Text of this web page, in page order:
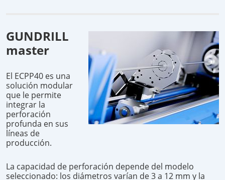
GUNDRILL
master
El ECPP40 es una
solución modular
que le permite
integrar la
perforación
profunda en sus
líneas de
producción.
La capacidad de perforación depende del modelo
seleccionado: los diámetros varían de 3 a 12 mm y la